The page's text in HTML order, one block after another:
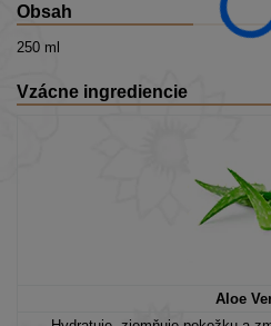
Obsah
250 ml
Vzácne ingrediencie
Aloe